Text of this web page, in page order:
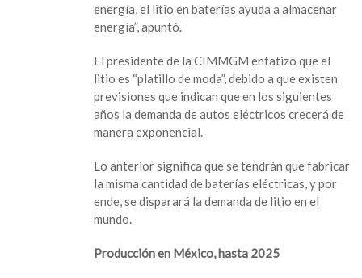
energía, el litio en baterías ayuda a almacenar
energía”, apuntó.
El presidente de la CIMMGM enfatizó que el
litio es “platillo de moda”, debido a que existen
previsiones que indican que en los siguientes
años la demanda de autos eléctricos crecerá de
manera exponencial.
Lo anterior significa que se tendrán que fabricar
la misma cantidad de baterías eléctricas, y por
ende, se disparará la demanda de litio en el
mundo.
Producción en México, hasta 2025